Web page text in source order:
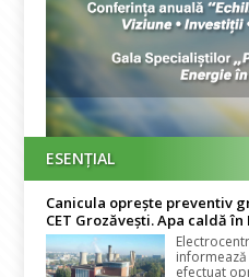
ESENȚIAL
Canicula oprește preventiv
CET Grozăvești. Apa caldă
informează
efectuat